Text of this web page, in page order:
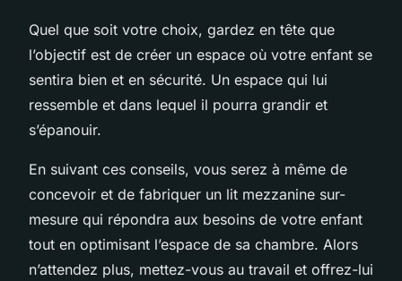
Quel que soit votre choix, gardez en tête que
l’objectif est de créer un espace où votre enfant se
sentira bien et en sécurité. Un espace qui lui
ressemble et dans lequel il pourra grandir et
s’épanouir.
En suivant ces conseils, vous serez à même de
concevoir et de fabriquer un lit mezzanine sur-
mesure qui répondra aux besoins de votre enfant
tout en optimisant l’espace de sa chambre. Alors
n’attendez plus, mettez-vous au travail et offrez-lui